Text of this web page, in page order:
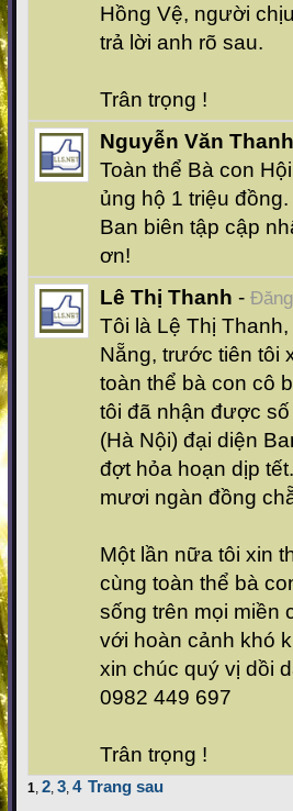
Hồng Vệ, người
trả lời anh rõ sau.
Trân trọng !
Nguyễn Văn Thanh
Toàn thể Bà con
ủng hộ 1 triệu
Ban biên tập cập
ơn!
Lê Thị Thanh -
Tôi là Lệ Thị
Nẵng, trước tiên tôi
toàn thể bà con cô
tôi đã nhận được
(Hà Nội) đại diện
đợt hỏa hoạn dịp
mươi ngàn đồng
Một lần nữa tôi xin
cùng toàn thể bà
sống trên mọi miền
với hoàn cảnh khó
xin chúc quý vị dồi
0982 449 697
Trân trọng !
1, 2, 3, 4 Trang sau